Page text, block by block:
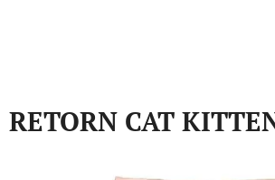
RETORN CAT